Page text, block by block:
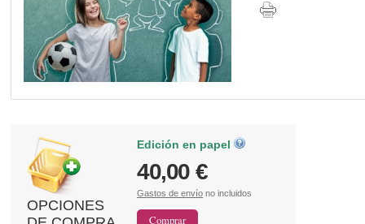
OPCIONES
Edición en papel
40,00 €
Gastos de envío no incluidos